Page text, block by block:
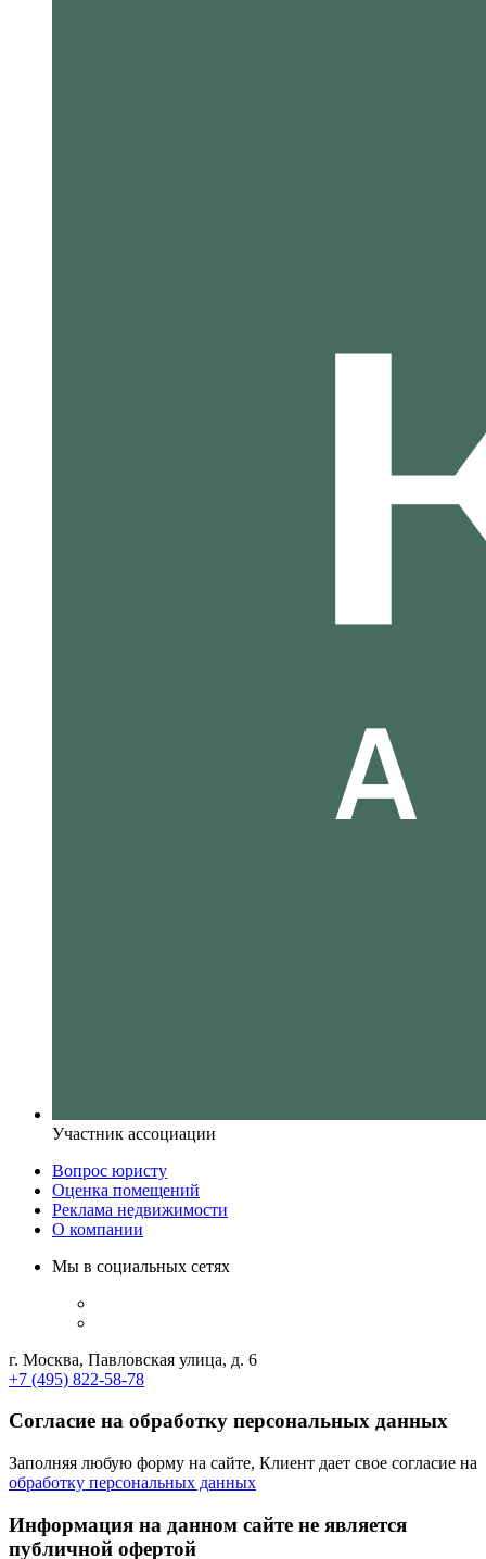
Участник ассоциации
Вопрос юристу
Оценка помещений
Реклама недвижимости
О компании
Мы в социальных сетях
г. Москва, Павловская улица, д. 6
+7 (495) 822-58-78
Согласие на обработку персональных данных
Заполняя любую форму на сайте, Клиент дает свое согласие на
обработку персональных данных
Информация на данном сайте не является
публичной офертой